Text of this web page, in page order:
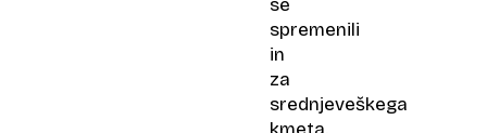
se
spremenili
in
za
srednjeveškega